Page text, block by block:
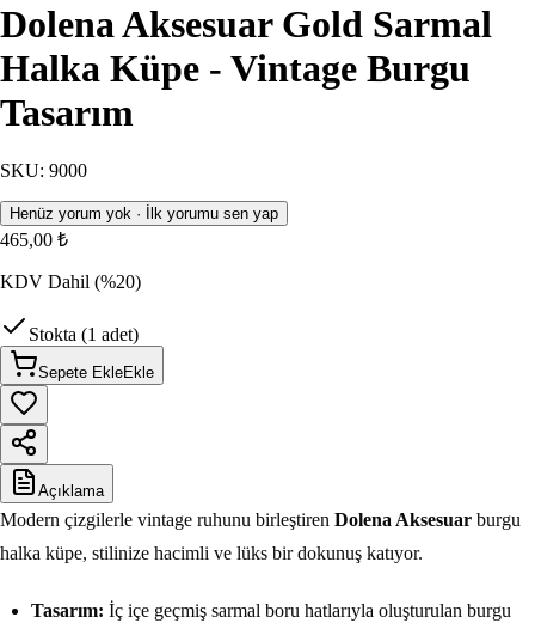
Dolena Aksesuar Gold Sarmal
Halka Küpe - Vintage Burgu
Tasarım
SKU: 9000
Henüz yorum yok · İlk yorumu sen yap
465,00 ₺
KDV Dahil (%20)
Stokta (1 adet)
Sepete EkleEkle
Açıklama
Modern çizgilerle vintage ruhunu birleştiren Dolena Aksesuar burgu
halka küpe, stilinize hacimli ve lüks bir dokunuş katıyor.
Tasarım: İç içe geçmiş sarmal boru hatlarıyla oluşturulan burgu